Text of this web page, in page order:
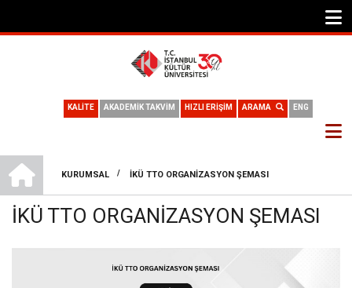
ENG
ARAMA
HIZLI ERİŞİM
AKADEMİK TAKVİM
KALİTE
SAYFA
YOLU
KURUMSAL
/ İKÜ TTO ORGANIZASYON ŞEMASI
İKÜ TTO ORGANIZASYON ŞEMASI